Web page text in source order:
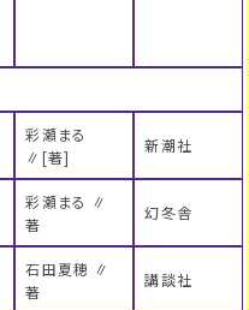
彩瀬まる
∥[著]
新潮社
彩瀬まる ∥
著
幻冬舎
石田夏穂 ∥
著
講談社